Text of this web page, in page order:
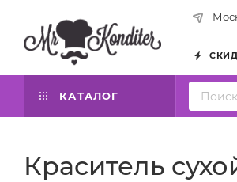
КАТАЛОГ
Краситель